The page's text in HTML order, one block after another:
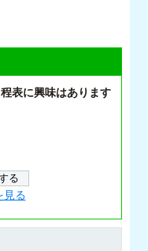
表に興味はあります
見る